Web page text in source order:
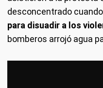
desconcentrado cuando
para disuadir a los
bomberos arrojó agua